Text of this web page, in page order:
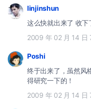
linjinshun
这么快就出来了
2009 年 02 月 14 日
Poshi
终于出来了，虽然风
得研究一下的！
2009 年 02 月 14 日